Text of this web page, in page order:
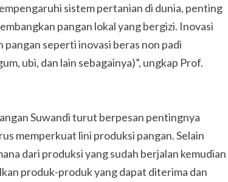
sistem pertanian di dunia, penting
pangan lokal yang bergizi. Inovasi
seperti inovasi beras non padi
ubi, dan lain sebagainya)”, ungkap Prof.
Suwandi turut berpesan pentingnya
memperkuat lini produksi pangan. Selain
dari produksi yang sudah berjalan kemudian
produk-produk yang dapat diterima dan